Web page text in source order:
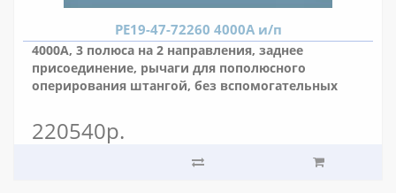
РЕ19-47-72260 4000А и/п
4000А, 3 полюса на 2 направления, заднее
присоединение, рычаги для пополюсного
оперирования штангой, без вспомогательных
220540р.